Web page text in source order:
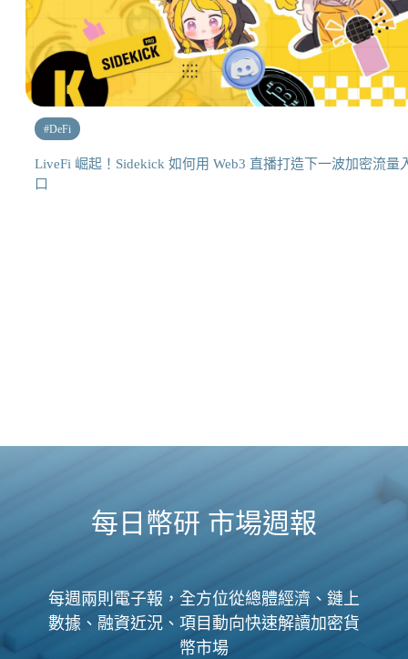
#DeFi
LiveFi 崛起！Sidekick 如何用 Web3 直播打造下一波加密流量
口
每日幣研 市場週報
每週兩則電子報，全方位從總體經濟、鏈上
數據、融資近況、項目動向快速解讀加密貨
幣市場